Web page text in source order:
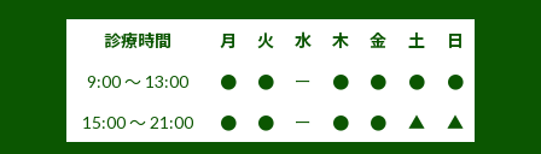
診療時間 月 火 水 木 金 土
日
9:00 〜 13:00
● ● ー ● ● ●
●
15:00 〜 21:00
● ● ー ● ● ▲ ▲